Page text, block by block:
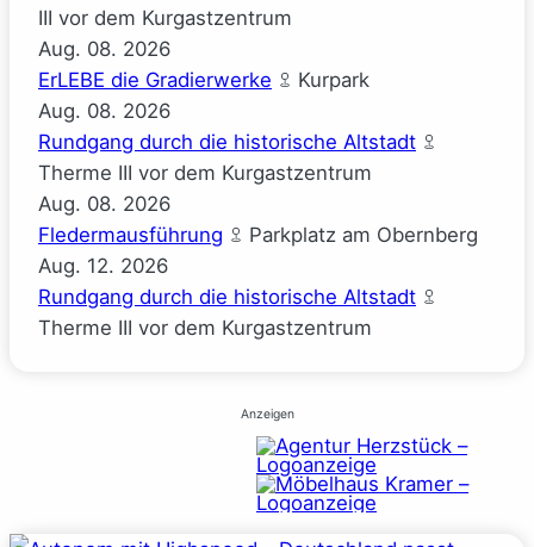
III vor dem Kurgastzentrum
Aug. 08. 2026
ErLEBE die Gradierwerke
Kurpark
Aug. 08. 2026
Rundgang durch die historische Altstadt
Therme III vor dem Kurgastzentrum
Aug. 08. 2026
Fledermausführung
Parkplatz am Obernberg
Aug. 12. 2026
Rundgang durch die historische Altstadt
Therme III vor dem Kurgastzentrum
Anzeigen